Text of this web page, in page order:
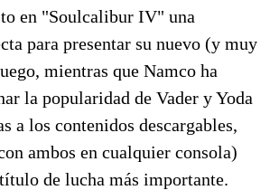
en "Soulcalibur IV" una
para presentar su nuevo (y muy
mientras que Namco ha
la popularidad de Vader y Yoda
a los contenidos descargables,
ambos en cualquier consola)
de lucha más importante.